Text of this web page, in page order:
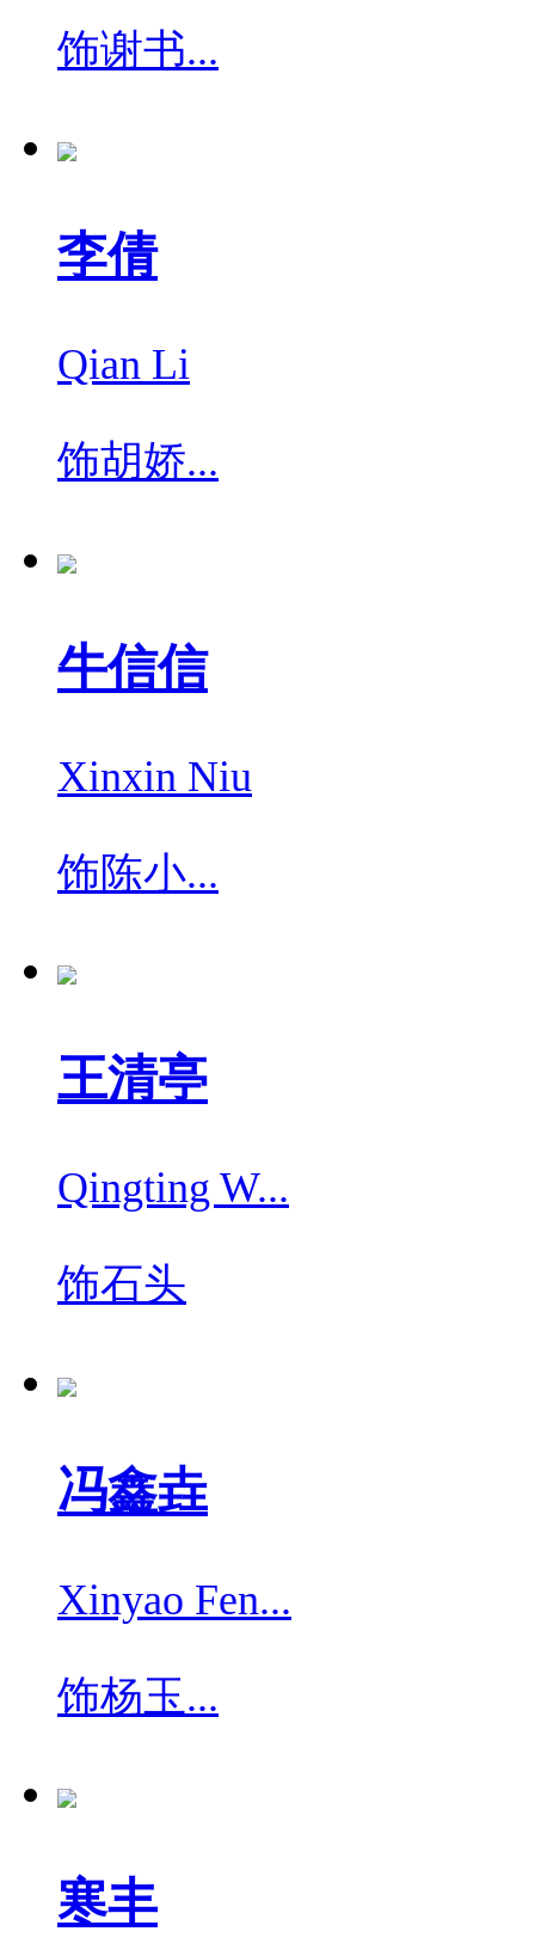
饰谢书...
李倩
Qian Li
饰胡娇...
牛信信
Xinxin Niu
饰陈小...
王清亭
Qingting W...
饰石头
冯鑫垚
Xinyao Fen...
饰杨玉...
寒丰